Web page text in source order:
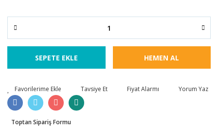
SEPETE EKLE HEMEN AL
Tavsiye Et Fiyat Alarmı Yorum Yaz
Toptan Sipariş Formu